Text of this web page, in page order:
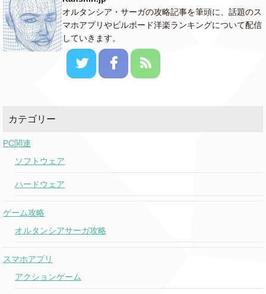
オルタンシア・サーガの攻略記事を筆頭に、話題のス
マホアプリやビルボード洋楽ランキングについて配信
していきます。
カテゴリー
PC関連
ソフトウェア
ハードウェア
ゲーム攻略
オルタンシアサーガ攻略
スマホアプリ
アクションゲーム